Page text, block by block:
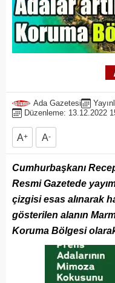
Ada Gazetesi
Düzenleme: 13.12.2022
A+ A-
Cumhurbaşkanı
Resmi Gazetede
çizgisi esas alınarak
gösterilen alanın
Koruma Bölgesi